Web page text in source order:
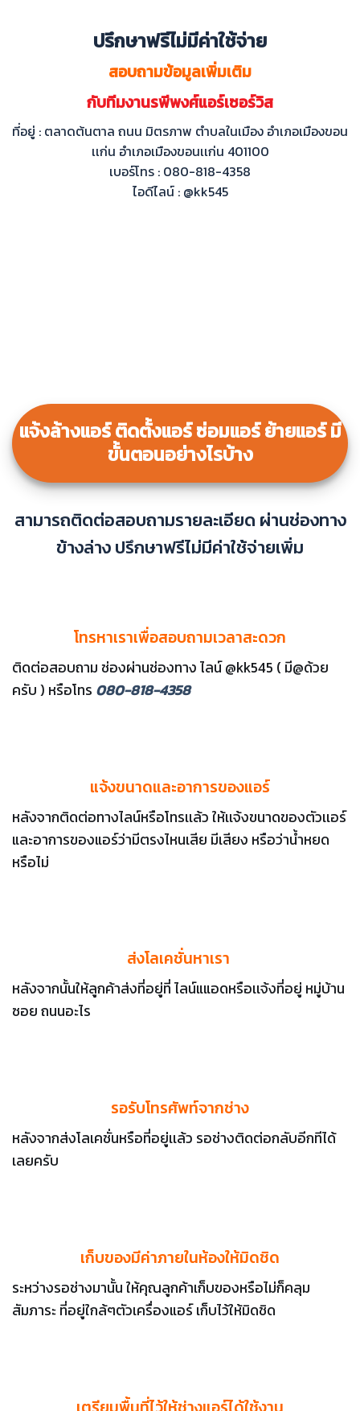
ปรึกษาฟรีไม่มีค่าใช้จ่าย
สอบถามข้อมูลเพิ่มเติม
กับทีมงานรพีพงศ์แอร์เซอร์วิส
ที่อยู่ : ตลาดต้นตาล ถนน มิตรภาพ ตำบลในเมือง อำเภอเมืองขอน
เเก่น อำเภอเมืองขอนเเก่น 401100
เบอร์โทร : 080-818-4358
ไอดีไลน์ : @kk545
แจ้งล้างแอร์ ติดตั้งแอร์ ซ่อมแอร์ ย้ายแอร์ มี
ขั้นตอนอย่างไรบ้าง
สามารถติดต่อสอบถามรายละเอียด ผ่านช่องทาง
ข้างล่าง ปรึกษาฟรีไม่มีค่าใช้จ่ายเพิ่ม
โทรหาเราเพื่อสอบถามเวลาสะดวก
ติดต่อสอบถาม ช่องผ่านช่องทาง ไลน์ @kk545 ( มี@ด้วย
ครับ ) หรือโทร 080-818-4358
แจ้งขนาดและอาการของแอร์
หลังจากติดต่อทางไลน์หรือโทรเเล้ว ให้เเจ้งขนาดของตัวเเอร์
และอาการของแอร์ว่ามีตรงไหนเสีย มีเสียง หรือว่าน้ำหยด
หรือไม่
ส่งโลเคชั่นหาเรา
หลังจากนั้นให้ลูกค้าส่งที่อยู่ที่ ไลน์แแอดหรือเเจ้งที่อยู่ หมู่บ้าน
ซอย ถนนอะไร
รอรับโทรศัพท์จากช่าง
หลังจากส่งโลเคชั่นหรือที่อยู่เเล้ว รอช่างติดต่อกลับอีกทีได้
เลยครับ
เก็บของมีค่าภายในห้องให้มิดชิด
ระหว่างรอช่างมานั้น ให้คุณลูกค้าเก็บของหรือไม่ก็คลุม
สัมภาระ ที่อยู่ใกล้ๆตัวเครื่องแอร์ เก็บไว้ให้มิดชิด